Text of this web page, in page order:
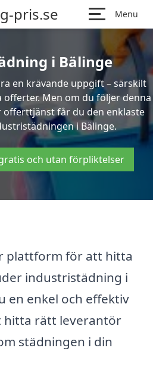
pris.se Menu
i Bälinge
en krävande uppgift – särskilt
Men om du följer denna
offerttjänst får du den enklaste
i Bälinge.
och utan förpliktelser
plattform för att hitta
industristädning i
en enkel och effektiv
hitta rätt leverantör
städningen i din